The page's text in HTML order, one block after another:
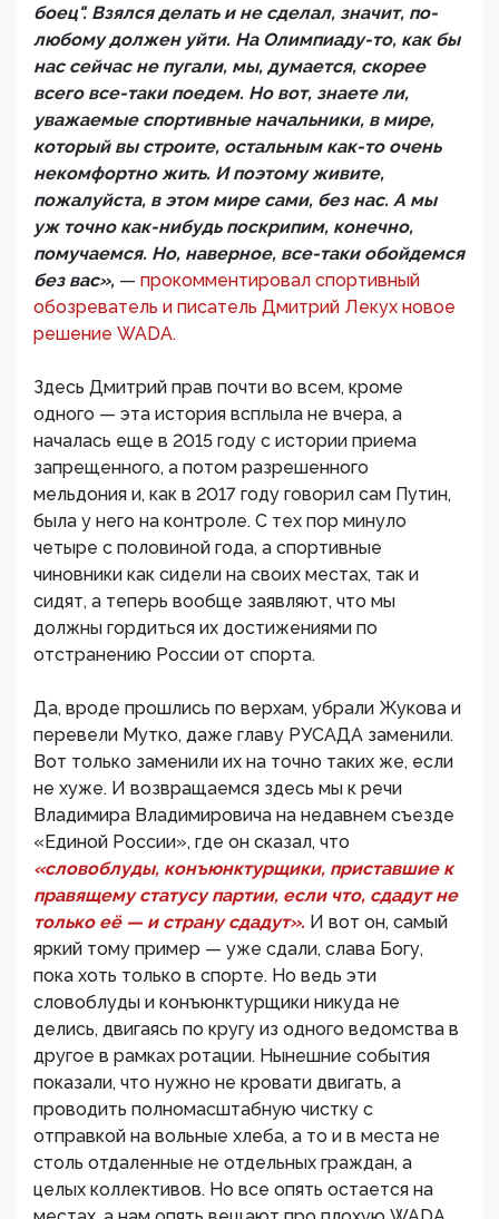
боец". Взялся делать и не сделал, значит, по-
любому должен уйти. На Олимпиаду-то, как бы
нас сейчас не пугали, мы, думается, скорее
всего все-таки поедем. Но вот, знаете ли,
уважаемые спортивные начальники, в мире,
который вы строите, остальным как-то очень
некомфортно жить. И поэтому живите,
пожалуйста, в этом мире сами, без нас. А мы
уж точно как-нибудь поскрипим, конечно,
помучаемся. Но, наверное, все-таки обойдемся
без вас», — прокомментировал спортивный
обозреватель и писатель Дмитрий Лекух новое
решение WADA.
Здесь Дмитрий прав почти во всем, кроме
одного — эта история всплыла не вчера, а
началась еще в 2015 году с истории приема
запрещенного, а потом разрешенного
мельдония и, как в 2017 году говорил сам Путин,
была у него на контроле. С тех пор минуло
четыре с половиной года, а спортивные
чиновники как сидели на своих местах, так и
сидят, а теперь вообще заявляют, что мы
должны гордиться их достижениями по
отстранению России от спорта.
Да, вроде прошлись по верхам, убрали Жукова и
перевели Мутко, даже главу РУСАДА заменили.
Вот только заменили их на точно таких же, если
не хуже. И возвращаемся здесь мы к речи
Владимира Владимировича на недавнем съезде
«Единой России», где он сказал, что
«словоблуды, конъюнктурщики, приставшие к
правящему статусу партии, если что, сдадут не
только её — и страну сдадут». И вот он, самый
яркий тому пример — уже сдали, слава Богу,
пока хоть только в спорте. Но ведь эти
словоблуды и конъюнктурщики никуда не
делись, двигаясь по кругу из одного ведомства в
другое в рамках ротации. Нынешние события
показали, что нужно не кровати двигать, а
проводить полномасштабную чистку с
отправкой на вольные хлеба, а то и в места не
столь отдаленные не отдельных граждан, а
целых коллективов. Но все опять остается на